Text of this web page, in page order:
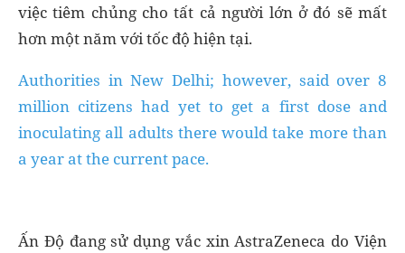
việc tiêm chủng cho tất cả người lớn ở đó sẽ mất
hơn một năm với tốc độ hiện tại.
Authorities in New Delhi; however, said over 8
million citizens had yet to get a first dose and
inoculating all adults there would take more than
a year at the current pace.
Ấn Độ đang sử dụng vắc xin AstraZeneca do Viện